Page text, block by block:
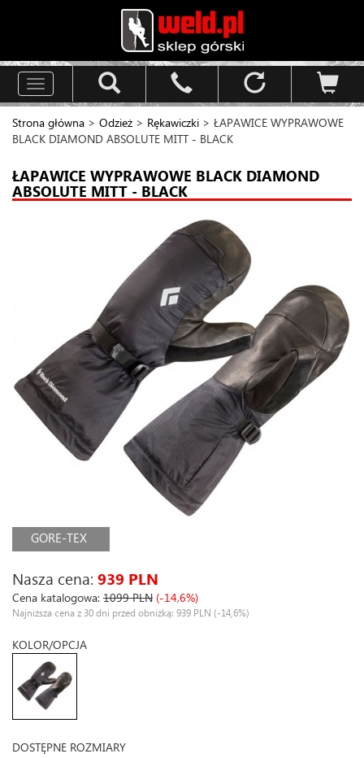
Toggle
navigation
Strona główna > Odzież > Rękawiczki > ŁAPAWICE WYPRAWOWE
BLACK DIAMOND ABSOLUTE MITT - BLACK
ŁAPAWICE WYPRAWOWE BLACK DIAMOND
ABSOLUTE MITT - BLACK
GORE-TEX
Nasza cena: 939 PLN
Cena katalogowa: 1099 PLN (-14,6%)
Najniższa cena z 30 dni przed obniżką: 939 PLN (-14,6%)
KOLOR/OPCJA
DOSTĘPNE ROZMIARY